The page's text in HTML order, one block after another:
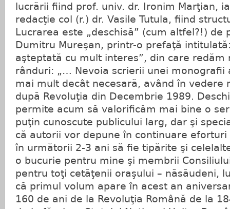
lucrării fiind prof. univ. dr. Ironim Marţian,
redacţie col (r.) dr. Vasile Tutula, fiind
Lucrarea este „deschisă” (cum altfel?!) de
Dumitru Mureşan, printr-o prefaţă
aşteptată cu mult interes”, din care redăm
rânduri: „… Nevoia scrierii unei monografii
mai mult decât necesară, având în vedere
după Revoluţia din Decembrie 1989.
permite acum să valorificăm mai bine o
puţin cunoscute publicului larg, dar şi
că autorii vor depune în continuare
în următorii 2-3 ani să fie tipărite şi
o bucurie pentru mine şi membrii
pentru toţi cetăţenii oraşului – năsăudeni,
că primul volum apare în acest an
160 de ani de la Revoluţia Română de la